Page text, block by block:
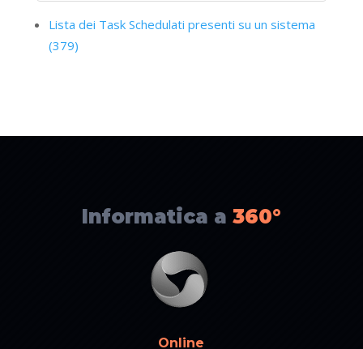
Lista dei Task Schedulati presenti su un sistema
(379)
Informatica a 360°
Online